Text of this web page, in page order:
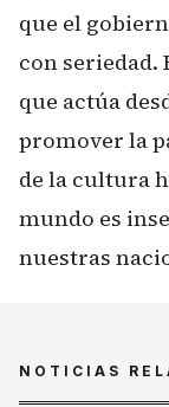
que el
con seriedad.
que actúa
promover la
de la cultura
mundo es
nuestras
NOTICIAS